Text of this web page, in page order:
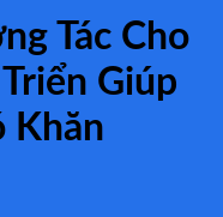
Tác Cho
Triển Giúp
Khăn